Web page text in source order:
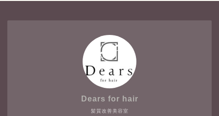
髪質改善美容室
Dears for hair